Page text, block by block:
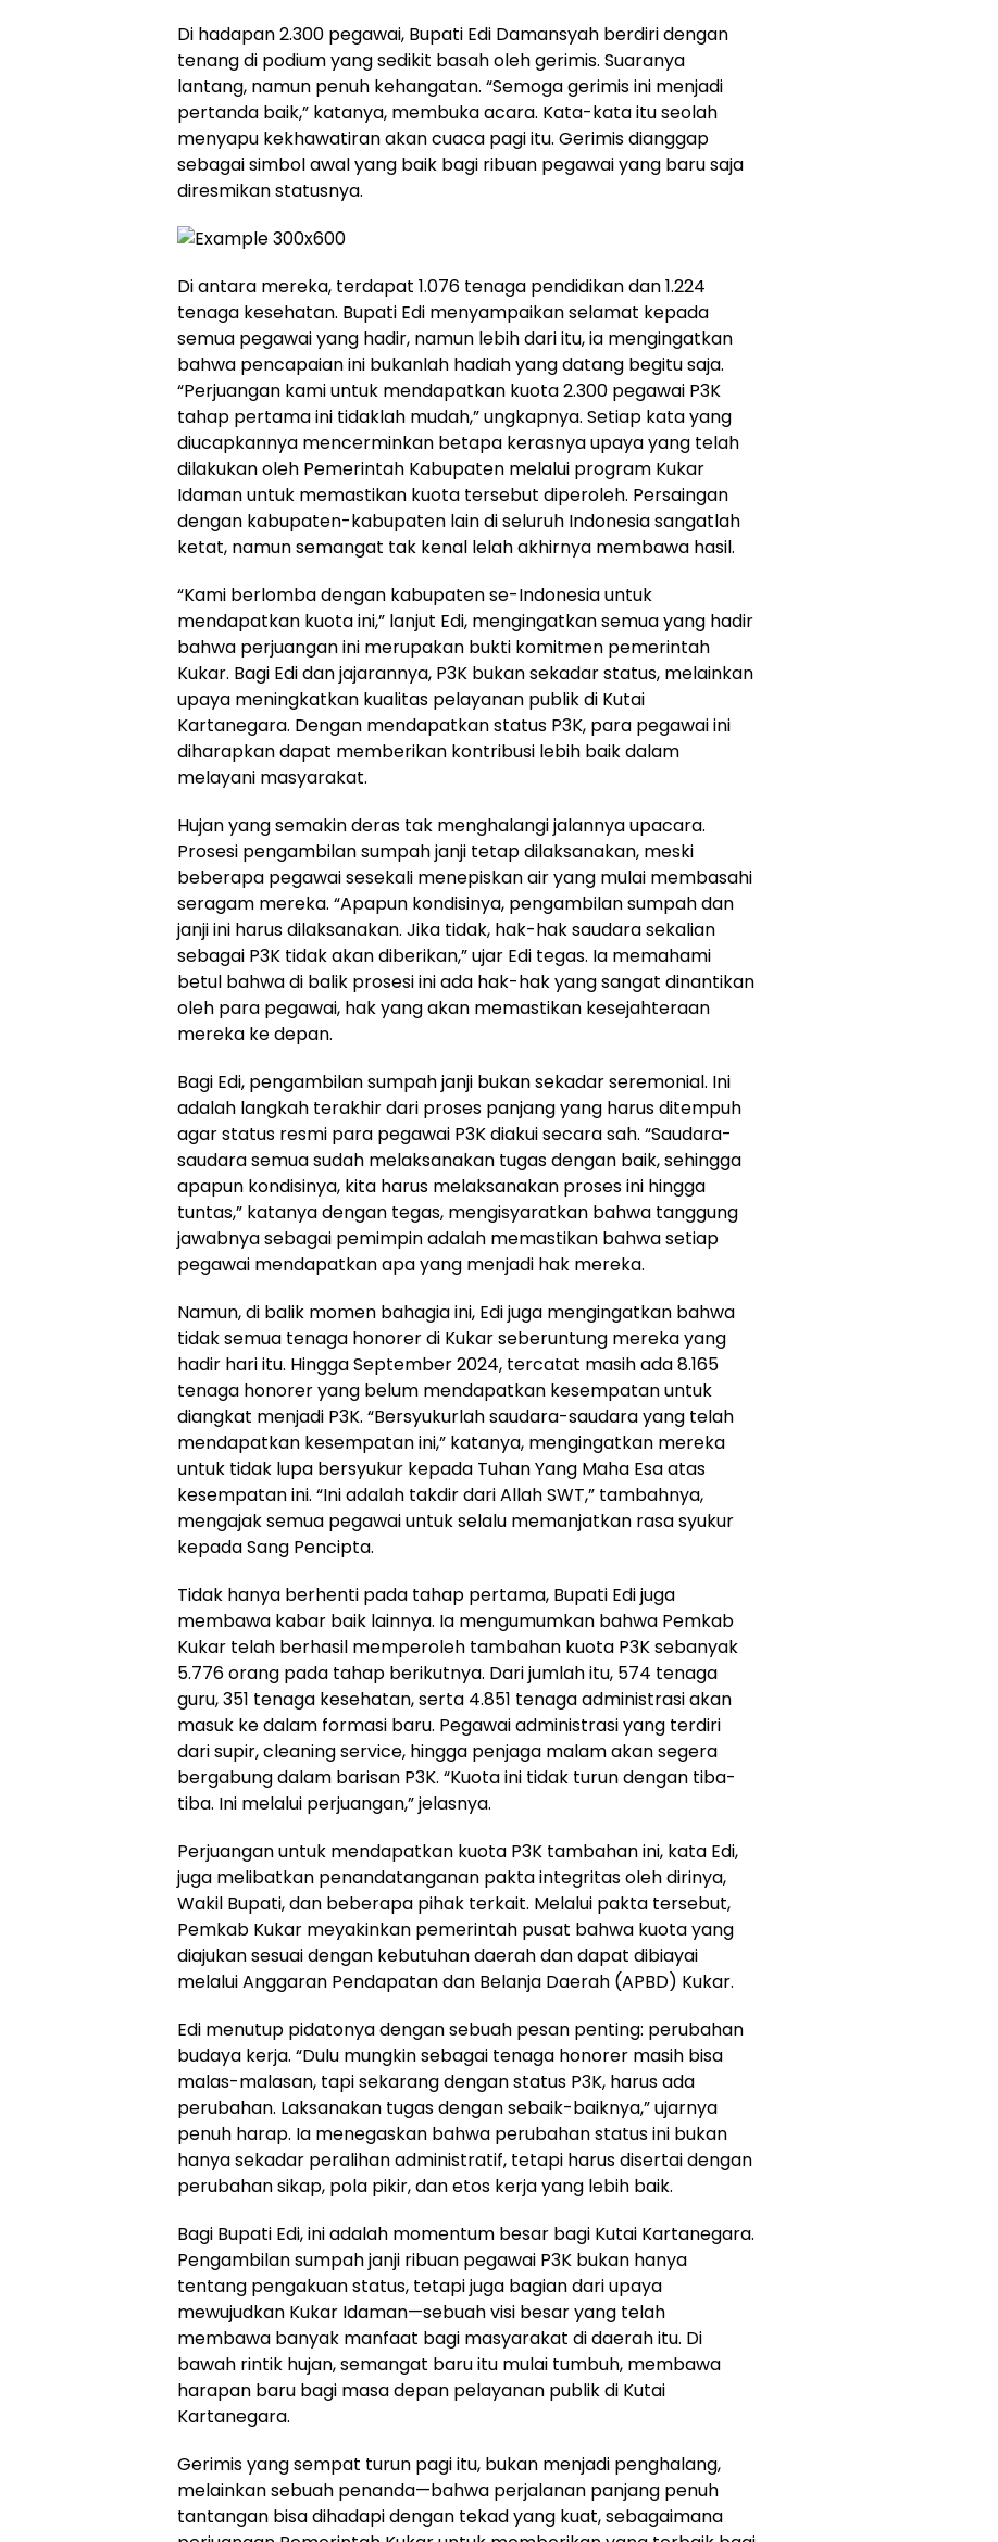
Di hadapan 2.300 pegawai, Bupati Edi Damansyah berdiri dengan
tenang di podium yang sedikit basah oleh gerimis. Suaranya
lantang, namun penuh kehangatan. “Semoga gerimis ini menjadi
pertanda baik,” katanya, membuka acara. Kata-kata itu seolah
menyapu kekhawatiran akan cuaca pagi itu. Gerimis dianggap
sebagai simbol awal yang baik bagi ribuan pegawai yang baru saja
diresmikan statusnya.
Di antara mereka, terdapat 1.076 tenaga pendidikan dan 1.224
tenaga kesehatan. Bupati Edi menyampaikan selamat kepada
semua pegawai yang hadir, namun lebih dari itu, ia mengingatkan
bahwa pencapaian ini bukanlah hadiah yang datang begitu saja.
“Perjuangan kami untuk mendapatkan kuota 2.300 pegawai P3K
tahap pertama ini tidaklah mudah,” ungkapnya. Setiap kata yang
diucapkannya mencerminkan betapa kerasnya upaya yang telah
dilakukan oleh Pemerintah Kabupaten melalui program Kukar
Idaman untuk memastikan kuota tersebut diperoleh. Persaingan
dengan kabupaten-kabupaten lain di seluruh Indonesia sangatlah
ketat, namun semangat tak kenal lelah akhirnya membawa hasil.
“Kami berlomba dengan kabupaten se-Indonesia untuk
mendapatkan kuota ini,” lanjut Edi, mengingatkan semua yang hadir
bahwa perjuangan ini merupakan bukti komitmen pemerintah
Kukar. Bagi Edi dan jajarannya, P3K bukan sekadar status, melainkan
upaya meningkatkan kualitas pelayanan publik di Kutai
Kartanegara. Dengan mendapatkan status P3K, para pegawai ini
diharapkan dapat memberikan kontribusi lebih baik dalam
melayani masyarakat.
Hujan yang semakin deras tak menghalangi jalannya upacara.
Prosesi pengambilan sumpah janji tetap dilaksanakan, meski
beberapa pegawai sesekali menepiskan air yang mulai membasahi
seragam mereka. “Apapun kondisinya, pengambilan sumpah dan
janji ini harus dilaksanakan. Jika tidak, hak-hak saudara sekalian
sebagai P3K tidak akan diberikan,” ujar Edi tegas. Ia memahami
betul bahwa di balik prosesi ini ada hak-hak yang sangat dinantikan
oleh para pegawai, hak yang akan memastikan kesejahteraan
mereka ke depan.
Bagi Edi, pengambilan sumpah janji bukan sekadar seremonial. Ini
adalah langkah terakhir dari proses panjang yang harus ditempuh
agar status resmi para pegawai P3K diakui secara sah. “Saudara-
saudara semua sudah melaksanakan tugas dengan baik, sehingga
apapun kondisinya, kita harus melaksanakan proses ini hingga
tuntas,” katanya dengan tegas, mengisyaratkan bahwa tanggung
jawabnya sebagai pemimpin adalah memastikan bahwa setiap
pegawai mendapatkan apa yang menjadi hak mereka.
Namun, di balik momen bahagia ini, Edi juga mengingatkan bahwa
tidak semua tenaga honorer di Kukar seberuntung mereka yang
hadir hari itu. Hingga September 2024, tercatat masih ada 8.165
tenaga honorer yang belum mendapatkan kesempatan untuk
diangkat menjadi P3K. “Bersyukurlah saudara-saudara yang telah
mendapatkan kesempatan ini,” katanya, mengingatkan mereka
untuk tidak lupa bersyukur kepada Tuhan Yang Maha Esa atas
kesempatan ini. “Ini adalah takdir dari Allah SWT,” tambahnya,
mengajak semua pegawai untuk selalu memanjatkan rasa syukur
kepada Sang Pencipta.
Tidak hanya berhenti pada tahap pertama, Bupati Edi juga
membawa kabar baik lainnya. Ia mengumumkan bahwa Pemkab
Kukar telah berhasil memperoleh tambahan kuota P3K sebanyak
5.776 orang pada tahap berikutnya. Dari jumlah itu, 574 tenaga
guru, 351 tenaga kesehatan, serta 4.851 tenaga administrasi akan
masuk ke dalam formasi baru. Pegawai administrasi yang terdiri
dari supir, cleaning service, hingga penjaga malam akan segera
bergabung dalam barisan P3K. “Kuota ini tidak turun dengan tiba-
tiba. Ini melalui perjuangan,” jelasnya.
Perjuangan untuk mendapatkan kuota P3K tambahan ini, kata Edi,
juga melibatkan penandatanganan pakta integritas oleh dirinya,
Wakil Bupati, dan beberapa pihak terkait. Melalui pakta tersebut,
Pemkab Kukar meyakinkan pemerintah pusat bahwa kuota yang
diajukan sesuai dengan kebutuhan daerah dan dapat dibiayai
melalui Anggaran Pendapatan dan Belanja Daerah (APBD) Kukar.
Edi menutup pidatonya dengan sebuah pesan penting: perubahan
budaya kerja. “Dulu mungkin sebagai tenaga honorer masih bisa
malas-malasan, tapi sekarang dengan status P3K, harus ada
perubahan. Laksanakan tugas dengan sebaik-baiknya,” ujarnya
penuh harap. Ia menegaskan bahwa perubahan status ini bukan
hanya sekadar peralihan administratif, tetapi harus disertai dengan
perubahan sikap, pola pikir, dan etos kerja yang lebih baik.
Bagi Bupati Edi, ini adalah momentum besar bagi Kutai Kartanegara.
Pengambilan sumpah janji ribuan pegawai P3K bukan hanya
tentang pengakuan status, tetapi juga bagian dari upaya
mewujudkan Kukar Idaman—sebuah visi besar yang telah
membawa banyak manfaat bagi masyarakat di daerah itu. Di
bawah rintik hujan, semangat baru itu mulai tumbuh, membawa
harapan baru bagi masa depan pelayanan publik di Kutai
Kartanegara.
Gerimis yang sempat turun pagi itu, bukan menjadi penghalang,
melainkan sebuah penanda—bahwa perjalanan panjang penuh
tantangan bisa dihadapi dengan tekad yang kuat, sebagaimana